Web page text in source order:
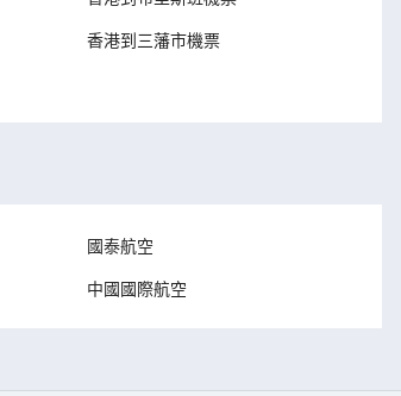
香港到三藩市機票
國泰航空
中國國際航空